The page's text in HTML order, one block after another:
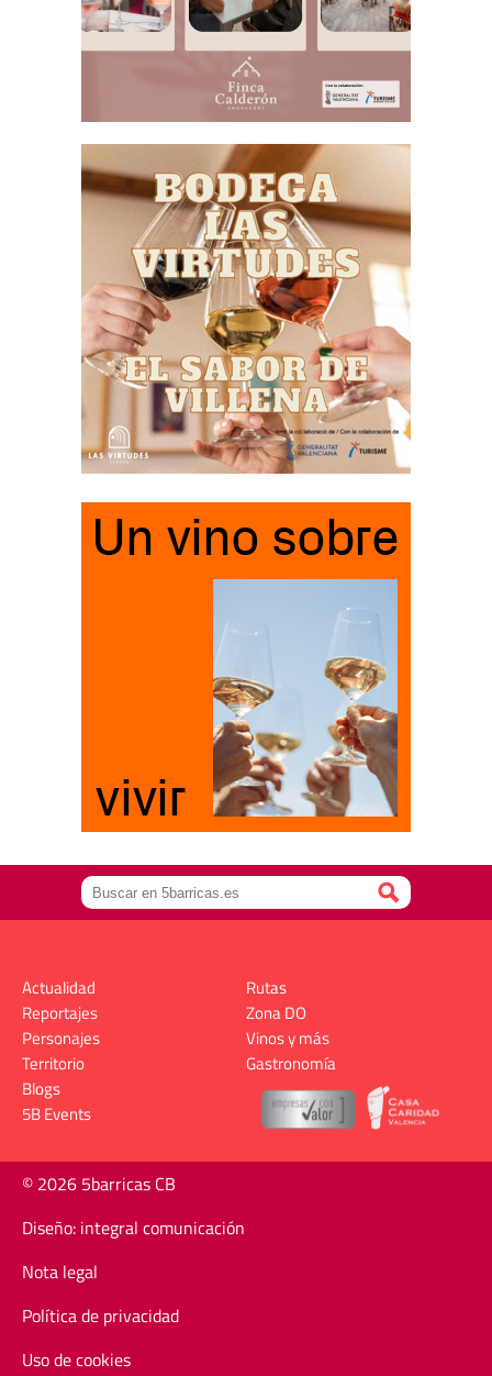
Actualidad
Reportajes
Personajes
Territorio
Rutas
Zona DO
Vinos y más
Gastronomía
Blogs
5B Events
© 2026 5barricas CB
Diseño: integral comunicación
Nota legal
Política de privacidad
Uso de cookies